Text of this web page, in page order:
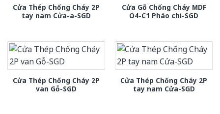
Cửa Thép Chống Cháy 2P
tay nam Cửa-a-SGD
Cửa Gỗ Chống Cháy MDF
O4-C1 Phào chi-SGD
Cửa Thép Chống Cháy 2P
van Gỗ-SGD
Cửa Thép Chống Cháy 2P
tay nam Cửa-SGD